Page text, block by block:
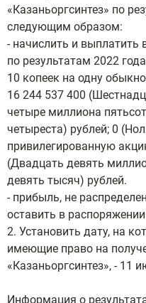
«Казаньоргсинтез» по
следующим образом:
- начислить и
по результатам 2022
10 копеек на одну
16 244 537 400
четыре миллиона
четыреста) рублей; 0
привилегированную
(Двадцать девять
девять тысяч) рублей.
- прибыль, не
оставить в
2. Установить дату, на
имеющие право на
«Казаньоргсинтез», - 11
Информация о